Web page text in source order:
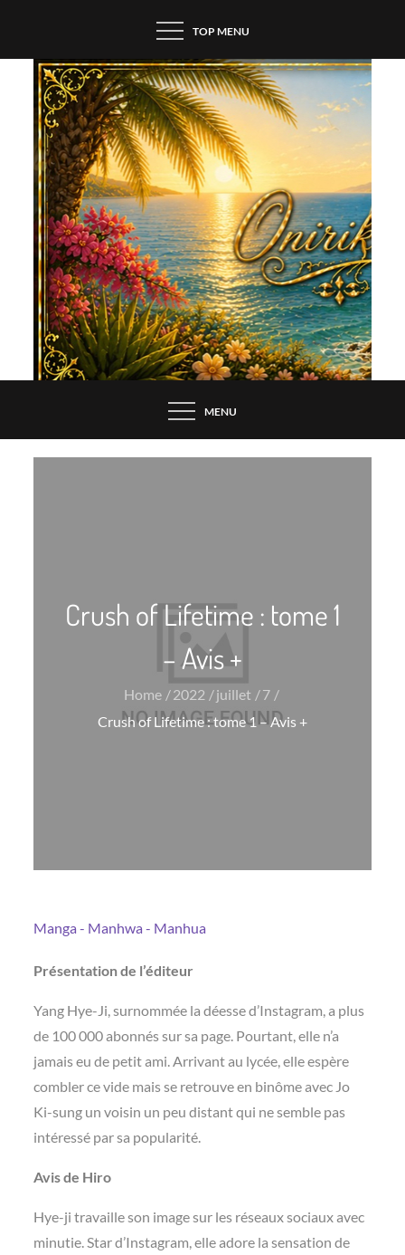
content
TOP MENU
MENU
Crush of Lifetime : tome 1
– Avis +
Home 2022 juillet
7
Crush of Lifetime : tome 1 – Avis +
Manga - Manhwa - Manhua
Présentation de l’éditeur
Yang Hye-Ji, surnommée la déesse d’Instagram, a plus
de 100 000 abonnés sur sa page. Pourtant, elle n’a
jamais eu de petit ami. Arrivant au lycée, elle espère
combler ce vide mais se retrouve en binôme avec Jo
Ki-sung un voisin un peu distant qui ne semble pas
intéressé par sa popularité.
Avis de Hiro
Hye-ji travaille son image sur les réseaux sociaux avec
minutie. Star d’Instagram, elle adore la sensation de